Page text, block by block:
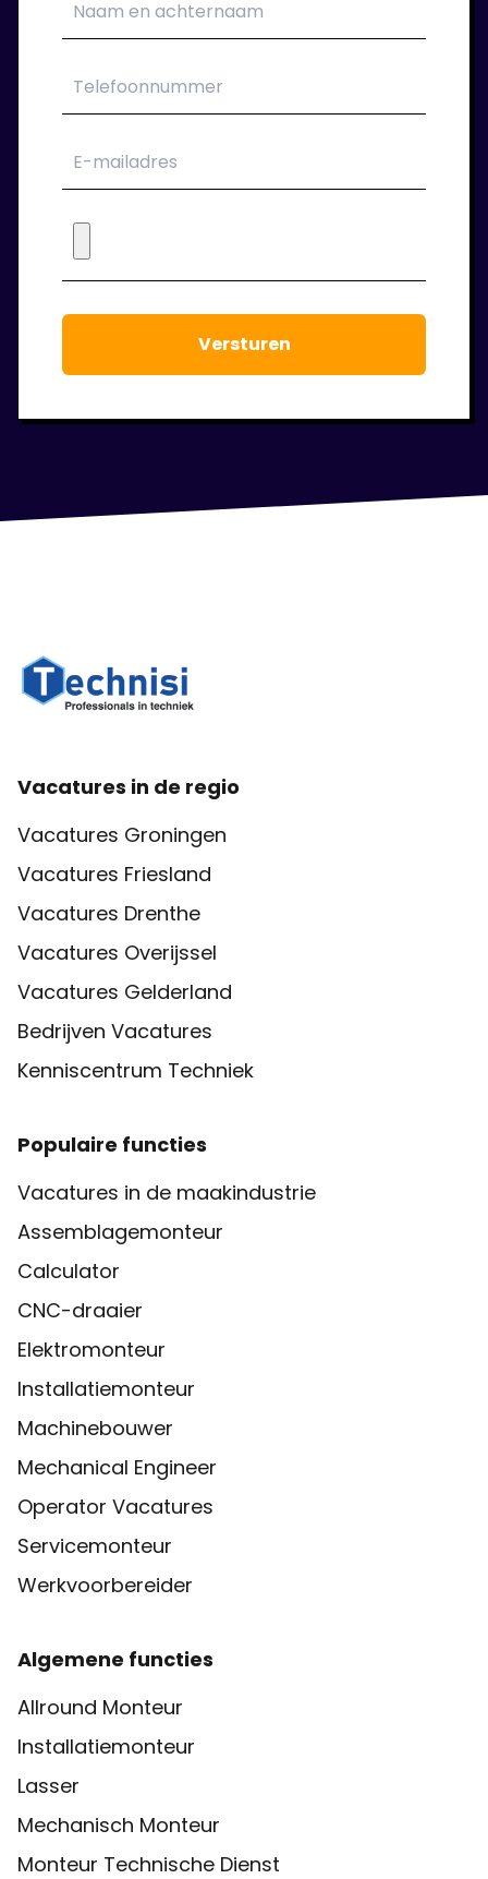
Vacatures in de regio
Vacatures Groningen
Vacatures Friesland
Vacatures Drenthe
Vacatures Overijssel
Vacatures Gelderland
Bedrijven Vacatures
Kenniscentrum Techniek
Populaire functies
Vacatures in de maakindustrie
Assemblagemonteur
Calculator
CNC-draaier
Elektromonteur
Installatiemonteur
Machinebouwer
Mechanical Engineer
Operator Vacatures
Servicemonteur
Werkvoorbereider
Algemene functies
Allround Monteur
Installatiemonteur
Lasser
Mechanisch Monteur
Monteur Technische Dienst